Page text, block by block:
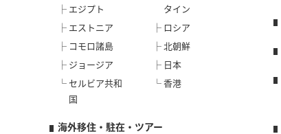
エジプト
エストニア
コモロ諸島
ジョージア
セルビア共和
国
タイン
ロシア
北朝鮮
日本
香港
海外移住・駐在・ツアー